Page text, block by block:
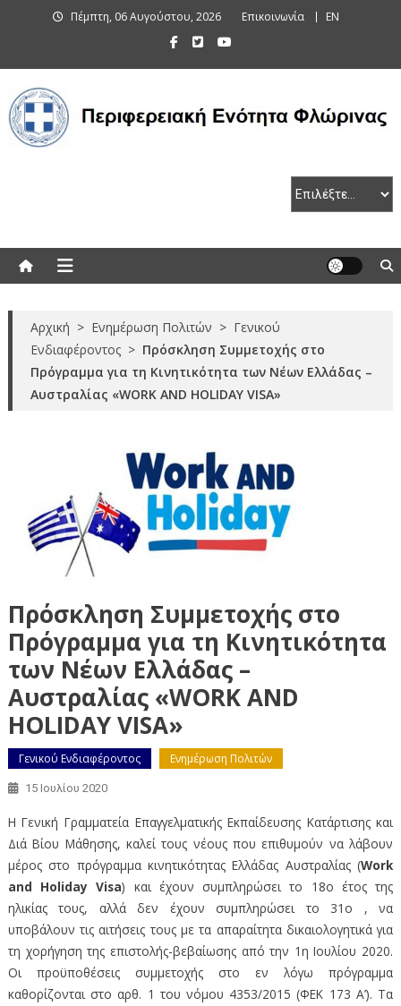
Πέμπτη, 06 Αυγούστου, 2026 Επικοινωνία EN
Αρχική > Ενημέρωση Πολιτών > Γενικού
Ενδιαφέροντος > Πρόσκληση Συμμετοχής στο
Πρόγραμμα για τη Κινητικότητα των Νέων Ελλάδας –
Αυστραλίας «WORK AND HOLIDAY VISA»
Πρόσκληση Συμμετοχής στο
Πρόγραμμα για τη Κινητικότητα
των Νέων Ελλάδας –
Αυστραλίας «WORK AND
HOLIDAY VISA»
Γενικού Ενδιαφέροντος Ενημέρωση Πολιτών
15 Ιουλίου 2020
Η Γενική Γραμματεία Επαγγελματικής Εκπαίδευσης Κατάρτισης και
Διά Βίου Μάθησης, καλεί τους νέους που επιθυμούν να λάβουν
μέρος στο πρόγραμμα κινητικότητας Ελλάδας Αυστραλίας (Work
and Holiday Visa) και έχουν συμπληρώσει το 18ο έτος της
ηλικίας τους, αλλά δεν έχουν συμπληρώσει το 31ο , να
υποβάλουν τις αιτήσεις τους με τα απαραίτητα δικαιολογητικά για
τη χορήγηση της επιστολής-βεβαίωσης από την 1η Ιουλίου 2020.
Οι προϋποθέσεις συμμετοχής στο εν λόγω πρόγραμμα
καθορίζονται στο αρθ. 1 του νόμου 4353/2015 (ΦΕΚ 173 Α’). Τα